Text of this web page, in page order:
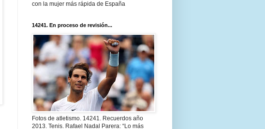
con la mujer más rápida de España
14241. En proceso de revisión...
Fotos de atletismo. 14241. Recuerdos año
2013. Tenis. Rafael Nadal Parera: “Lo más